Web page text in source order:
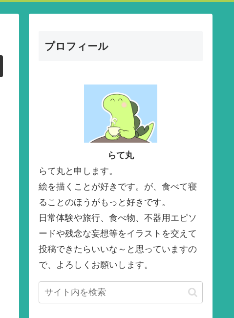
プロフィール
らて丸
らて丸と申します。
絵を描くことが好きです。が、食べて寝
ることのほうがもっと好きです。
日常体験や旅行、食べ物、不器用エピソ
ードや残念な妄想等をイラストを交えて
投稿できたらいいな～と思っていますの
で、よろしくお願いします。